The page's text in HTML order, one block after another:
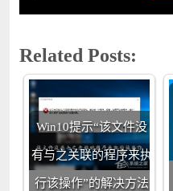
Related Posts:
Win10提示“该文件没
有与之关联的程序来执
行该操作”的解决方法